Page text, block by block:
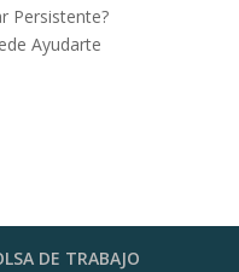
Persistente?
Ayudarte
DE TRABAJO